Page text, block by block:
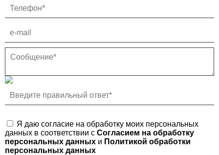
Я даю согласие на обработку моих персональных
данных в соответствии с Согласием на обработку
персональных данных и Политикой обработки
персональных данных